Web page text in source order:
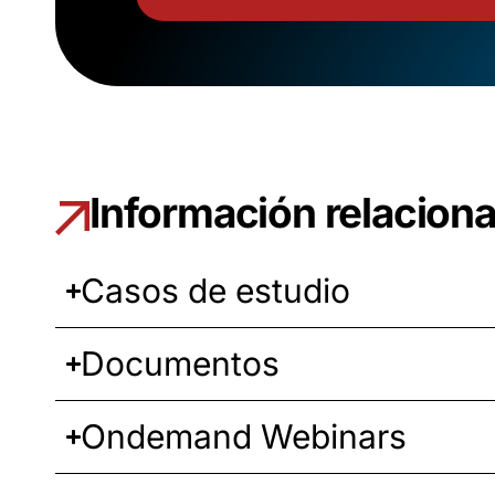
Información
Casos de estudio
Documentos
Ondemand Webinars